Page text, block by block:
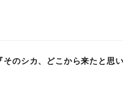
そのシカ、どこから来たと思